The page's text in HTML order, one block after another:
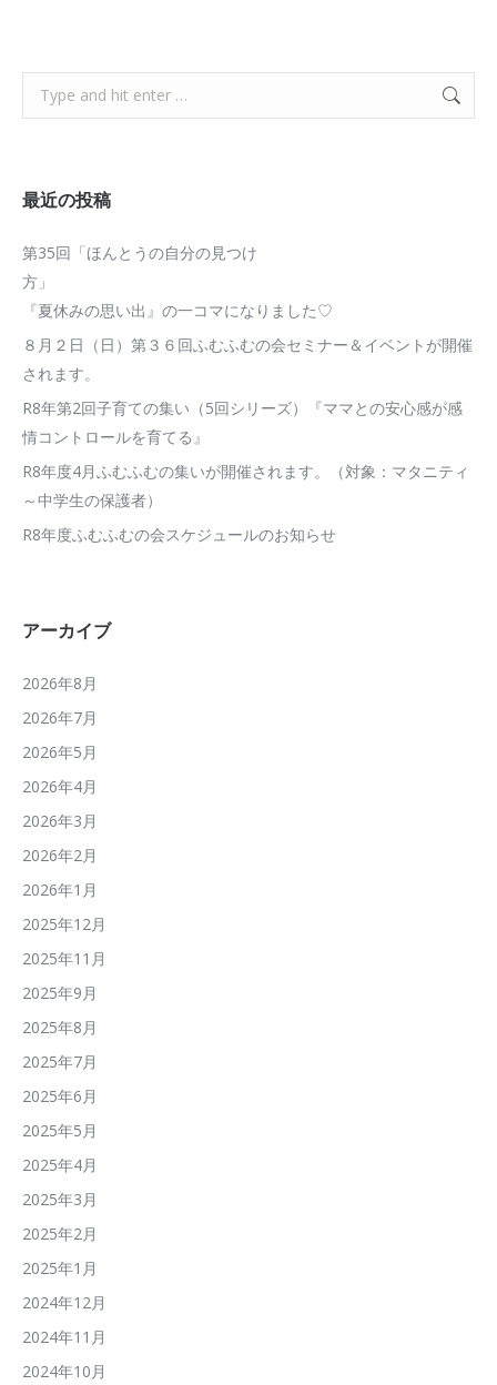
Search:
最近の投稿
第35回「ほんとうの自分の見つけ
方
『夏休みの思い出』の一コマになりました♡
８月２日（日）第３６回ふむふむの会セミナー＆イベントが開催
されます。
R8年第2回子育ての集い（5回シリーズ）『ママとの安心感が感
情コントロールを育てる』
R8年度4月ふむふむの集いが開催されます。（対象：マタニティ
～中学生の保護者）
R8年度ふむふむの会スケジュールのお知らせ
アーカイブ
2026年8月
2026年7月
2026年5月
2026年4月
2026年3月
2026年2月
2026年1月
2025年12月
2025年11月
2025年9月
2025年8月
2025年7月
2025年6月
2025年5月
2025年4月
2025年3月
2025年2月
2025年1月
2024年12月
2024年11月
2024年10月